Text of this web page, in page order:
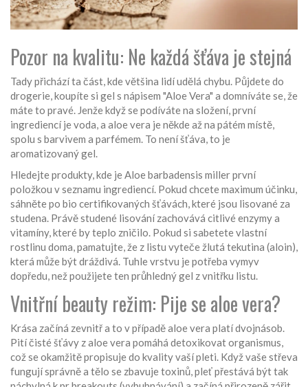
Pozor na kvalitu: Ne každá šťáva je stejná
Tady přichází ta část, kde většina lidí udělá chybu. Půjdete do
drogerie, koupíte si gel s nápisem "Aloe Vera" a domníváte se, že
máte to pravé. Jenže když se podíváte na složení, první
ingrediencí je voda, a aloe vera je někde až na pátém místě,
spolu s barvivem a parfémem. To není šťáva, to je
aromatizovaný gel.
Hledejte produkty, kde jeAloe barbadensis millerprvní
položkou v seznamu ingrediencí. Pokud chcete maximum účinku,
sáhněte po bio certifikovaných šťávách, které jsou lisované za
studena. Právě studené lisování zachovává citlivé enzymy a
vitamíny, které by teplo zničilo. Pokud si sabetete vlastní
rostlinu doma, pamatujte, že z listu vyteče žlutá tekutina (aloin),
která může být dráždivá. Tuhle vrstvu je potřeba vymyv
dopředu, než použijete ten průhledný gel z vnitřku listu.
Vnitřní beauty režim: Pije se aloe vera?
Krása začíná zevnitř a to v případě aloe vera platí dvojnásob.
Pití čisté šťávy z aloe vera pomáhá detoxikovat organismus,
což se okamžitě propisuje do kvality vaší pleti. Když vaše střeva
fungují správně a tělo se zbavuje toxinů, pleť přestává být tak